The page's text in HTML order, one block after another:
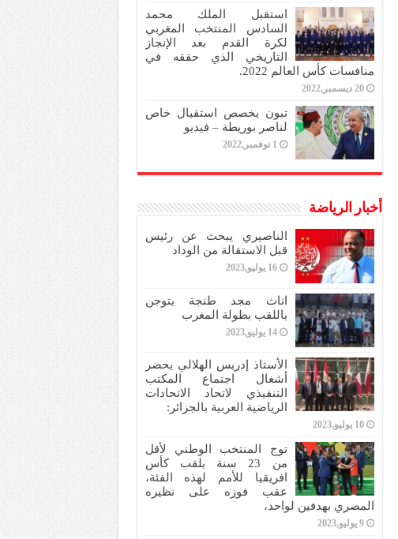
استقبل الملك محمد
السادس المنتخب المغربي
لكرة القدم بعد الإنجاز
التاريخي الذي حققه في
منافسات كأس العالم 2022.
20 ديسمبر,2022
تبون يخصص استقبال خاص
لناصر بوريطة – فيديو
1 نوفمبر,2022
أخبار الرياضة
الناصيري يبحث عن رئيس
قبل الاستقالة من الوداد
16 يوليو,2023
اناث مجد طنجة يتوجن
باللقب بطولة المغرب
14 يوليو,2023
الأستاذ إدريس الهلالي يحضر
أشغال اجتماع المكتب
التنفيذي لاتحاد الاتحادات
الرياضية العربية بالجزائر:
10 يوليو,2023
توج المنتخب الوطني لأقل
من 23 سنة بلقب كأس
افريقيا للأمم لهذه الفئة،
عقب فوزه على نظيره
المصري بهدفين لواحد،
9 يوليو,2023